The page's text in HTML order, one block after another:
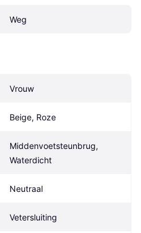
Weg
Vrouw
Beige, Roze
Middenvoetsteunbrug,
Waterdicht
Neutraal
Vetersluiting